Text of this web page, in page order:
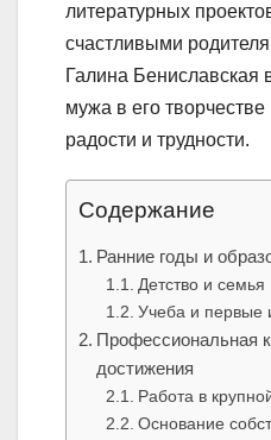
литературных
счастливыми
Галина Бениславская
мужа в его
радости и трудности.
Содержание
Ранние годы и
Детство и семья
Учеба и первые
Профессиональная
достижения
Работа в
Основание